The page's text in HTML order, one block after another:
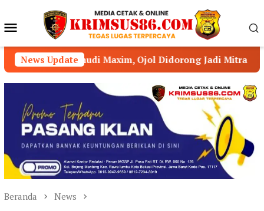
konten Menu
Mobile
News Update
Maxim, Ojol Didorong Jadi Mitra Strategis
Beranda News